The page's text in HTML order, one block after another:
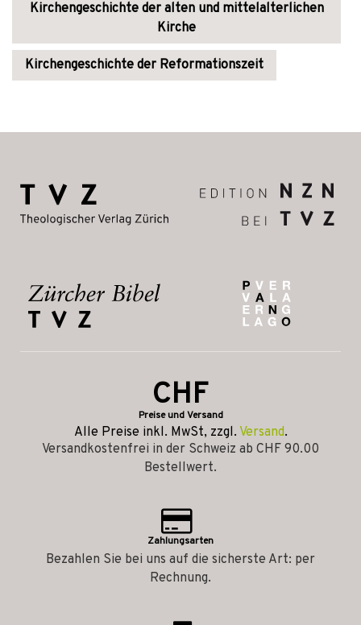
Kirchengeschichte der alten und mittelalterlichen
Kirche
Kirchengeschichte der Reformationszeit
CHF
Preise und Versand
Alle Preise inkl. MwSt, zzgl. Versand.
Versandkostenfrei in der Schweiz ab CHF 90.00
Bestellwert.
Zahlungsarten
Bezahlen Sie bei uns auf die sicherste Art: per
Rechnung.